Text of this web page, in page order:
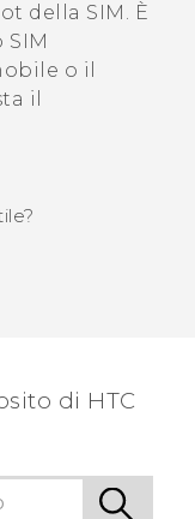
della SIM. È
SIM
o il
il
di HTC